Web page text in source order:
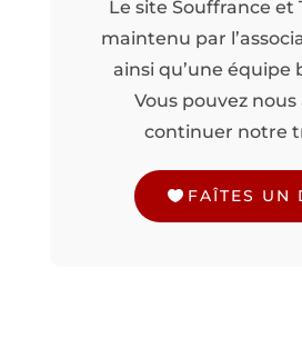
Le site Souffrance et
maintenu par
ainsi qu’une équipe
Vous pouvez nous
continuer notre
FAÎTES UN